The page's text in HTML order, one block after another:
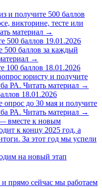
и получите 500 баллов
викторине, тесте или
материал →
500 баллов 19.01.2026
500 баллов за каждый
→
100 баллов 18.01.2026
юристу и получите
РА. Читать материал →
18.01.2026
опрос до 30 мая и получите
РА. Читать материал →
вместе к новым
к концу 2025 год, а
За этот год мы успели
на новый этап
прямо сейчас мы работаем